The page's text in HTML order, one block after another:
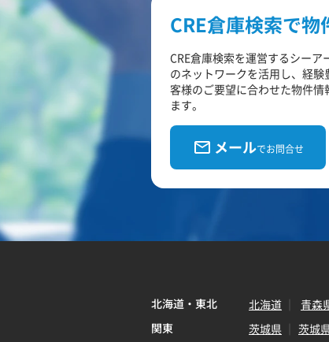
CRE倉庫検索で
CRE倉庫検索を運営するシー
のネットワークを活用し、経
客様のご要望に合わせた物件
ます。
メールでお問合せ
北海道・東北 北海道 青森
関東
茨城県 茨城